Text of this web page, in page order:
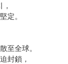
定。
至全球。
封鎖，